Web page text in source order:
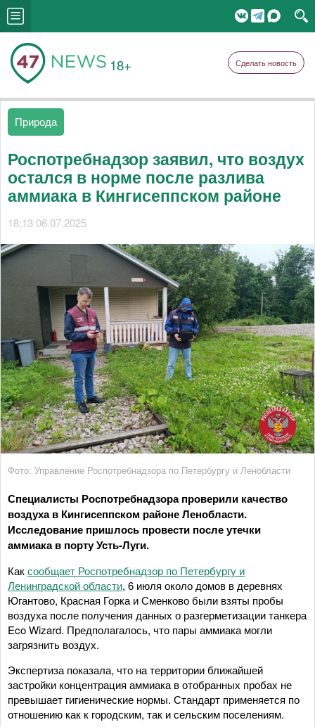
18+ Сделать новость
Природа
Роспотребнадзор заявил, что воздух
остался в норме после разлива
аммиака в Кингисеппском районе
18:13 06.07.2025
Фото: Управление Роспотребнадзора по Петербургу и Ленобласти
Специалисты Роспотребнадзора проверили качество
воздуха в Кингисеппском районе Ленобласти.
Исследование пришлось провести после утечки
аммиака в порту Усть-Луги.
Каксообщает Роспотребнадзор по Петербургу и
Ленинградской области, 6 июля около домов в деревнях
Югантово, Красная Горка и Сменково были взяты пробы
воздуха после получения данных о разгерметизации танкера
Eco Wizard. Предполагалось, что пары аммиака могли
загрязнить воздух.
Экспертиза показала, что на территории ближайшей
застройки концентрация аммиака в отобранных пробах не
превышает гигиенические нормы. Стандарт применяется по
отношению как к городским, так и сельским поселениям.